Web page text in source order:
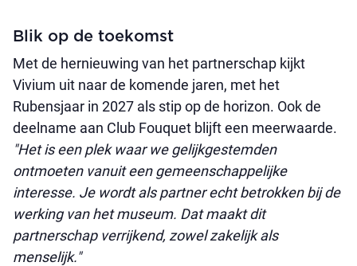
Blik op de toekomst
Met de hernieuwing van het partnerschap kijkt
Vivium uit naar de komende jaren, met het
Rubensjaar in 2027 als stip op de horizon. Ook de
deelname aan Club Fouquet blijft een meerwaarde.
"Het is een plek waar we gelijkgestemden
ontmoeten vanuit een gemeenschappelijke
interesse. Je wordt als partner echt betrokken bij de
werking van het museum. Dat maakt dit
partnerschap verrijkend, zowel zakelijk als
menselijk."